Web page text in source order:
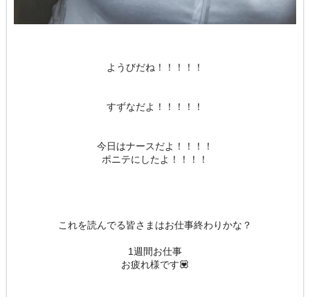
ようびだね！！！！！
すずなだよ！！！！！
今日はナースだよ！！！！
ポニテにしたよ！！！！
これを読んでる皆さまはお仕事終わりかな？
1週間お仕事
お疲れ様です💟